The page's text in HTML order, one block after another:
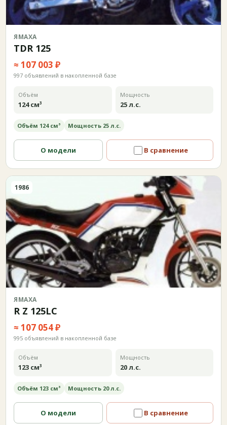
ЯМАХА
TDR 125
≈ 107 003 ₽
997 объявлений в накопленной базе
Объём
124 см³
Мощность
25 л.с.
Объём 124 см³ Мощность 25 л.с.
О модели В сравнение
1986
ЯМАХА
R Z 125LC
≈ 107 054 ₽
995 объявлений в накопленной базе
Объём
123 см³
Мощность
20 л.с.
Объём 123 см³ Мощность 20 л.с.
О модели В сравнение